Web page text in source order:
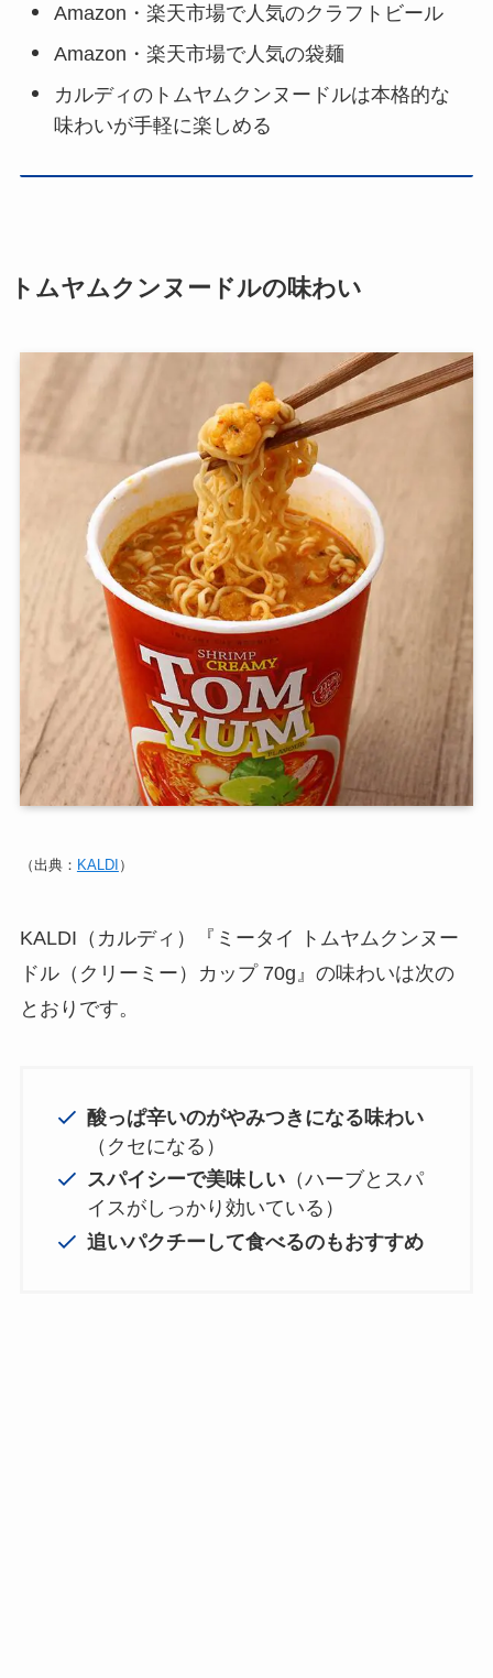
Amazon・楽天市場で人気のクラフトビール
Amazon・楽天市場で人気の袋麺
カルディのトムヤムクンヌードルは本格的な
味わいが手軽に楽しめる
トムヤムクンヌードルの味わい
（出典： KALDI ）
KALDI（カルディ）『ミータイ トムヤムクンヌー
ドル（クリーミー）カップ 70g』の味わいは次の
とおりです。
酸っぱ辛いのがやみつきになる味わい
（クセになる）
スパイシーで美味しい （ハーブとスパ
イスがしっかり効いている）
追いパクチーして食べるのもおすすめ